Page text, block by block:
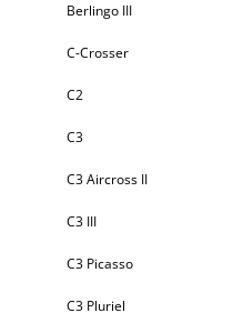
Berlingo III
C-Crosser
C2
C3
C3 Aircross II
C3 III
C3 Picasso
C3 Pluriel